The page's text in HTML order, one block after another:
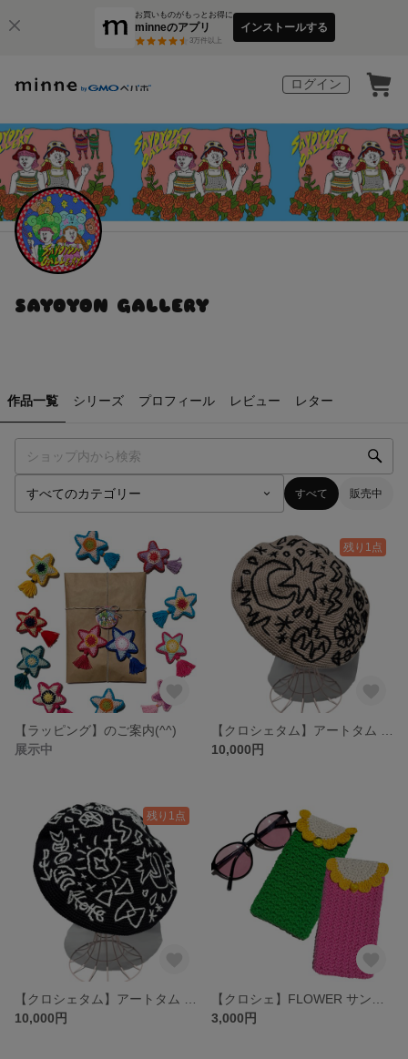
お買いものがもっとお得に
minneのアプリ
3万件以上
インストールする
ログイン
SAYOYON GALLERY
作品一覧 シリーズ プロフィール レビュー レター
すべて 販売中
【ラッピング】のご案内(^^)
展示中
残り1点
10,000円
残り1点
10,000円
3,000円